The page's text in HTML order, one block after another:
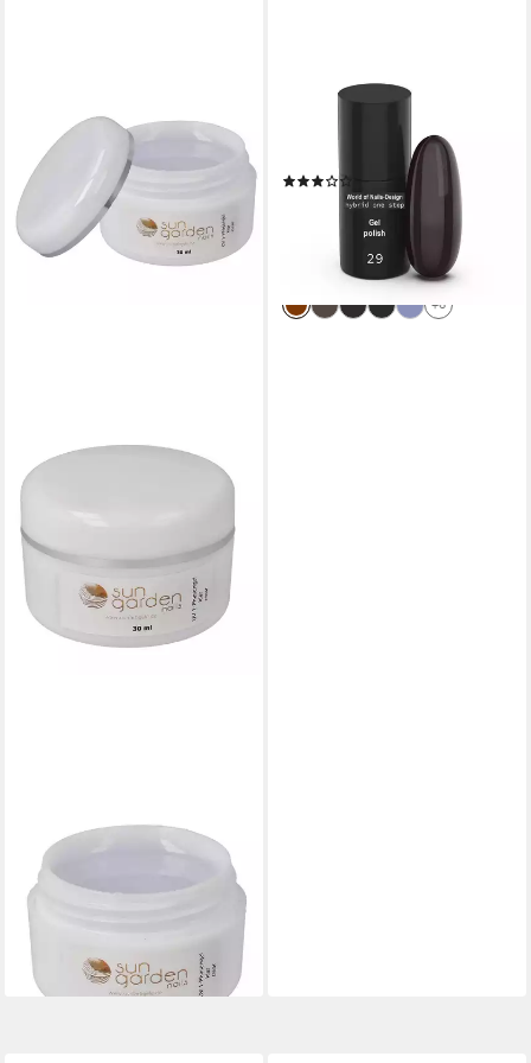
UV-Gel 30 ml UV 1-Phasengel
Allround Gel klar
9,94 €
UVP12,42 €
-20%
lieferbar - in 2-3 Werktagen bei dir
UV-Gel LED / UV Hybridlack
"One Step" viele Farben 6 ml,
hochpigmentiert
UVP5,99 €
(665,00 €/ 1 l)
lieferbar - in 4-5 Werktagen bei dir
+6